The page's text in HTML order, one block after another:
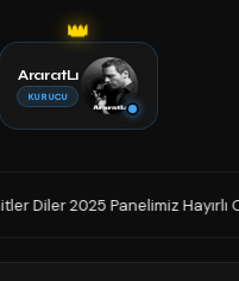
👑
AraratLı
KURUCU
Olsun. Sohbetin Tek